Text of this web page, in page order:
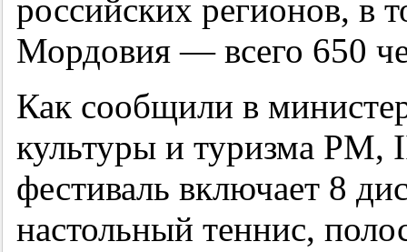
российских регионов, в
Мордовия — всего 650
Как сообщили в
культуры и туризма РМ,
фестиваль включает 8
настольный теннис,